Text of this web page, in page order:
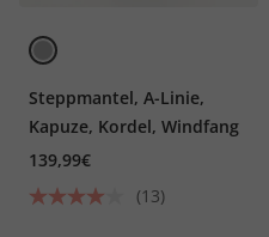
Steppmantel, A-Linie,
Kapuze, Kordel, Windfang
139,99€
(13)